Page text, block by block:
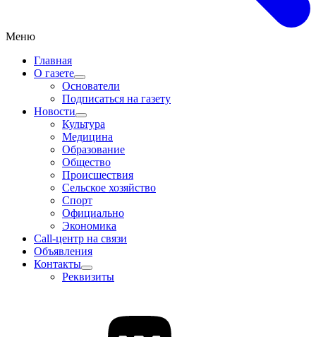
Меню
Главная
О газете
Основатели
Подписаться на газету
Новости
Культура
Медицина
Образование
Общество
Происшествия
Сельское хозяйство
Спорт
Официально
Экономика
Call-центр на связи
Объявления
Контакты
Реквизиты